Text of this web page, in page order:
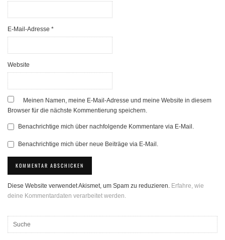
E-Mail-Adresse *
Website
Meinen Namen, meine E-Mail-Adresse und meine Website in diesem
Browser für die nächste Kommentierung speichern.
Benachrichtige mich über nachfolgende Kommentare via E-Mail.
Benachrichtige mich über neue Beiträge via E-Mail.
Diese Website verwendet Akismet, um Spam zu reduzieren. Erfahre, wie
deine Kommentardaten verarbeitet werden.